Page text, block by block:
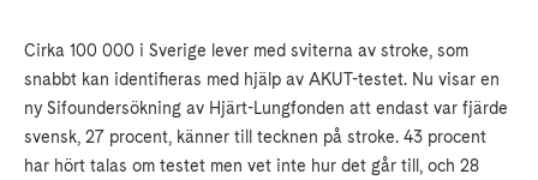
Cirka 100 000 i Sverige lever med sviterna av stroke, som
snabbt kan identifieras med hjälp av AKUT-testet. Nu visar en
ny Sifoundersökning av Hjärt-Lungfonden att endast var fjärde
svensk, 27 procent, känner till tecknen på stroke. 43 procent
har hört talas om testet men vet inte hur det går till, och 28